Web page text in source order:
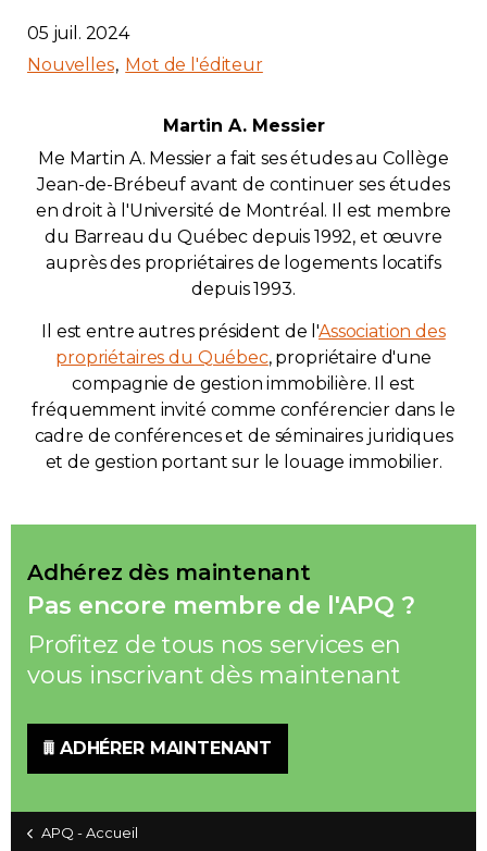
Français
05 juil. 2024
Nouvelles Mot de l'éditeur
Martin A. Messier
Me Martin A. Messier a fait ses études au Collège
Jean-de-Brébeuf avant de continuer ses études
en droit à l'Université de Montréal. Il est membre
du Barreau du Québec depuis 1992, et œuvre
auprès des propriétaires de logements locatifs
depuis 1993.
Il est entre autres président de l'Association des
propriétaires du Québec, propriétaire d'une
compagnie de gestion immobilière. Il est
fréquemment invité comme conférencier dans le
cadre de conférences et de séminaires juridiques
et de gestion portant sur le louage immobilier.
Adhérez dès maintenant
Pas encore membre de l'APQ ?
Profitez de tous nos services en
vous inscrivant dès maintenant
ADHÉRER MAINTENANT
APQ - Accueil